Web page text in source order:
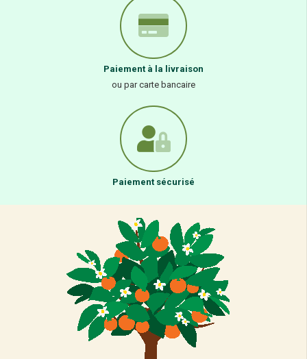
Paiement à la livraison
ou par carte bancaire
Paiement sécurisé